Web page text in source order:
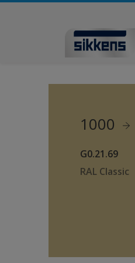
1000
G0.21.69
RAL Classic